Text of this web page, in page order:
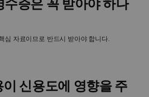
증은 꼭 받아야 하나
심 자료이므로 반드시 받아야 합니다.
신용도에 영향을 주